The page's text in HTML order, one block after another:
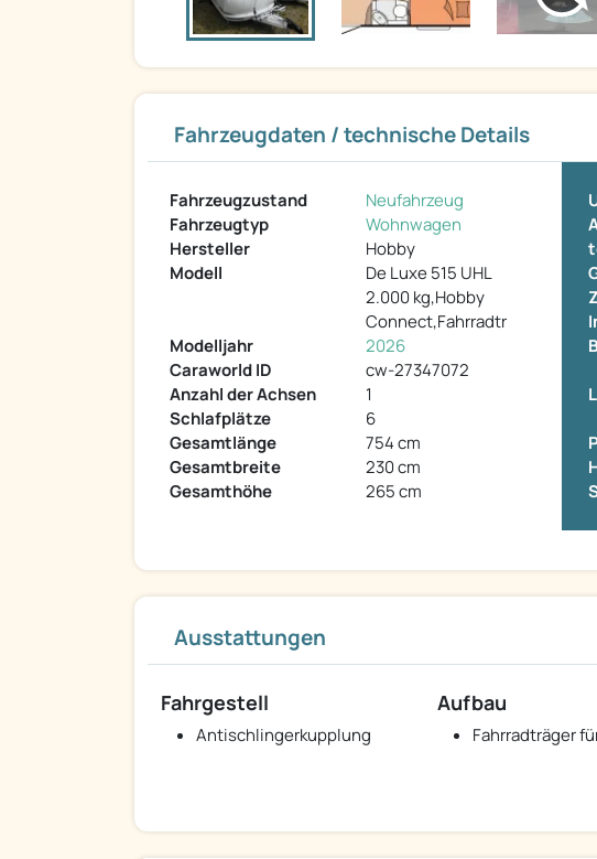
Fahrzeugdaten / technische Details
Fahrzeugzustand
Neufahrzeug
Fahrzeugtyp
Wohnwagen
Hersteller
Hobby
Modell
De Luxe 515 UHL
2.000 kg,Hobby
Connect,Fahrradtr
Modelljahr
2026
Caraworld ID
cw-27347072
Anzahl der Achsen
1
Schlafplätze
6
Gesamtlänge
754 cm
Gesamtbreite
230 cm
Gesamthöhe
265 cm
Ausstattungen
Fahrgestell
Antischlingerkupplung
Aufbau
Fahrradträger